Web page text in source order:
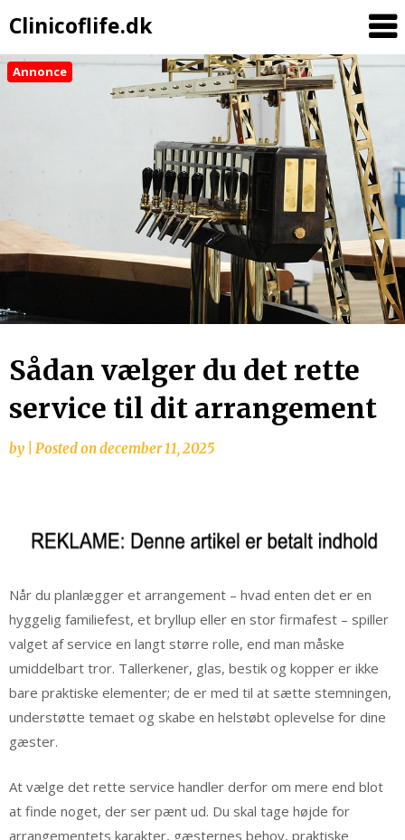
Clinicoflife.dk
Annonce
Sådan vælger du det rette
service til dit arrangement
by Posted ondecember 11, 2025
Når du planlægger et arrangement – hvad enten det er en
hyggelig familiefest, et bryllup eller en stor firmafest – spiller
valget af service en langt større rolle, end man måske
umiddelbart tror. Tallerkener, glas, bestik og kopper er ikke
bare praktiske elementer; de er med til at sætte stemningen,
understøtte temaet og skabe en helstøbt oplevelse for dine
gæster.
At vælge det rette service handler derfor om mere end blot
at finde noget, der ser pænt ud. Du skal tage højde for
arrangementets karakter, gæsternes behov, praktiske